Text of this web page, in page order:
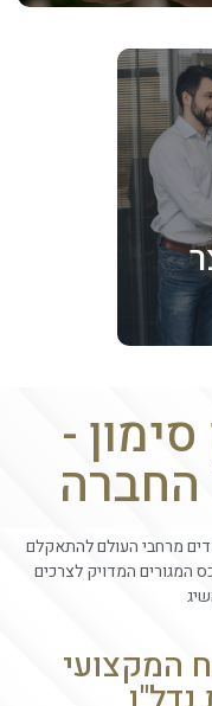
-
החברה
מרחבי העולם להתאקלם
המגורים המדויק לצרכים
המקצועי